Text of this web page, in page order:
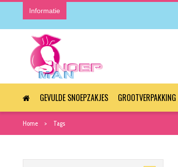
Informatie
GEVULDE SNOEPZAKJES GROOTVERPAKKING
Home Tags